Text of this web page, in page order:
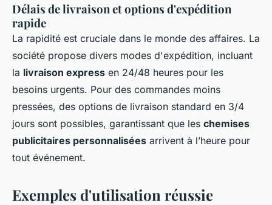
Délais de livraison et options d'expédition
rapide
La rapidité est cruciale dans le monde des affaires. La
société propose divers modes d'expédition, incluant
la livraison express en 24/48 heures pour les
besoins urgents. Pour des commandes moins
pressées, des options de livraison standard en 3/4
jours sont possibles, garantissant que les chemises
publicitaires personnalisées arrivent à l’heure pour
tout événement.
Exemples d'utilisation réussie